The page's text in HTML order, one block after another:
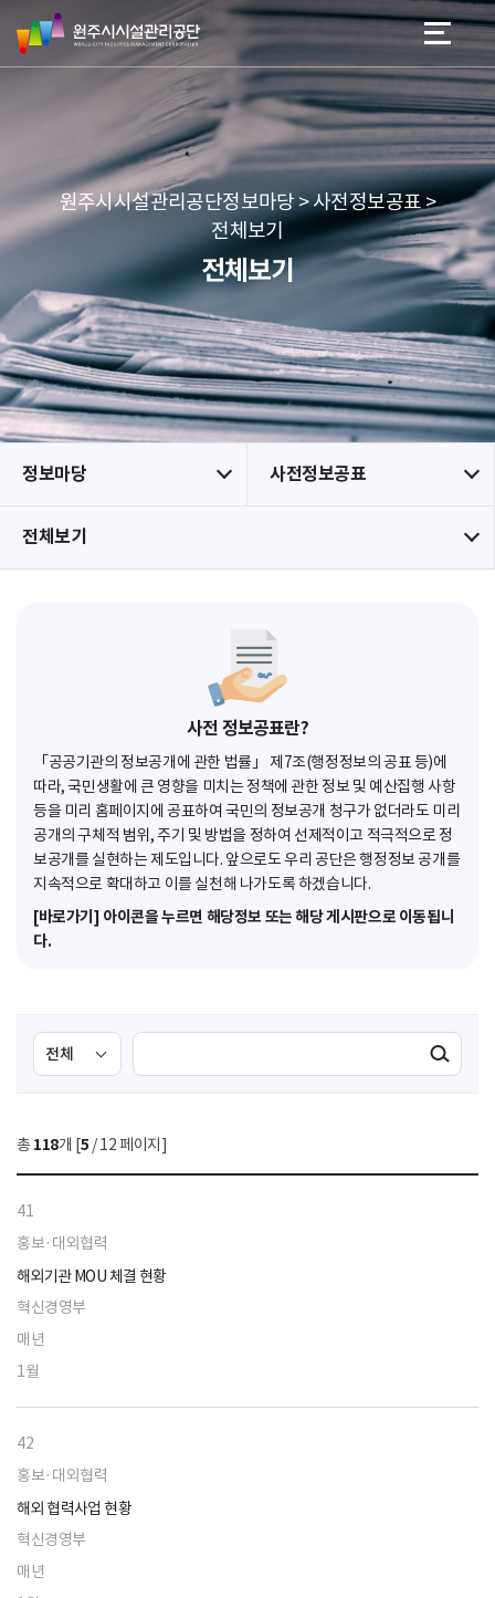
네
본문 바로가기
메뉴 바로가기
원
주
시
리
공
단
원주시시설관리공단정보마당 > 사전정보공표 >
전체보기
전체보기
정보마당 사전정보공표
전체보기
사전 정보공표란?
「공공기관의 정보공개에 관한 법률」 제7조(행정정보의 공표 등)에
따라, 국민생활에 큰 영향을 미치는 정책에 관한 정보 및 예산집행 사항
등을 미리 홈페이지에 공표하여 국민의 정보공개 청구가 없더라도 미리
공개의 구체적 범위, 주기 및 방법을 정하여 선제적이고 적극적으로 정
보공개를 실현하는 제도입니다. 앞으로도 우리 공단은 행정정보 공개를
지속적으로 확대하고 이를 실천해 나가도록 하겠습니다.
[바로가기] 아이콘을 누르면 해당정보 또는 해당 게시판으로 이동됩니
다.
검
색
선
택
색
검색실행
총 118개 [5 / 12 페이지]
41
홍보·대외협력
해외기관 MOU 체결 현황
혁신경영부
매년
1월
42
홍보·대외협력
해외 협력사업 현황
혁신경영부
매년